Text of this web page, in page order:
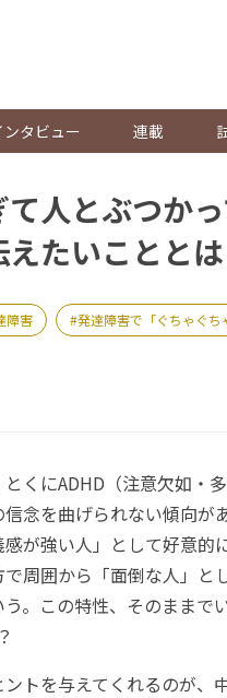
ンタビュー 連載
人とぶつか
たいこととは
障害 発達障害で「ぐちゃぐ
くにADHD（注意欠如・多
念を曲げられない傾向が
が強い人」として好意的
周囲から「面倒な人」と
う。この特性、そのまま
トを与えてくれるのが、